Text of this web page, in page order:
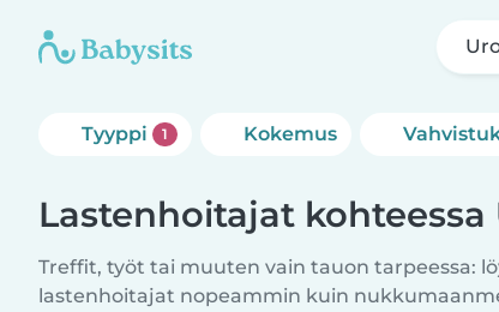
Tyyppi 1 Kokemus
Lastenhoitajat kohteessa
Treffit, työt tai muuten vain tauon tarpeessa:
lastenhoitajat nopeammin kuin